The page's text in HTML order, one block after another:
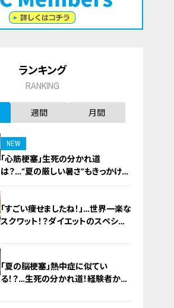
ランキング
RANKING
週間 月間
NEW
「心筋梗塞」生死の分かれ道
は？…“夏の厳しい暑さ”もきっかけ
に！発症前のキケンなサインと対処
「すごい痩せましたね！」…世界一楽な
スクワット！？ダイエットのスペシャ
「夏の脳梗塞」熱中症に似てい
る！？…生死の分かれ道！経験者から